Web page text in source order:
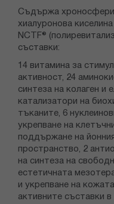
Съдържа
хиалуронова
NCTF®
съставки:
14 витамина за
активност, 24
синтеза на колаген и
катализатори на
тъканите, 6
укрепване на
поддържане на
пространство, 2
на синтеза на
естетичната
и укрепване на
активните съставки